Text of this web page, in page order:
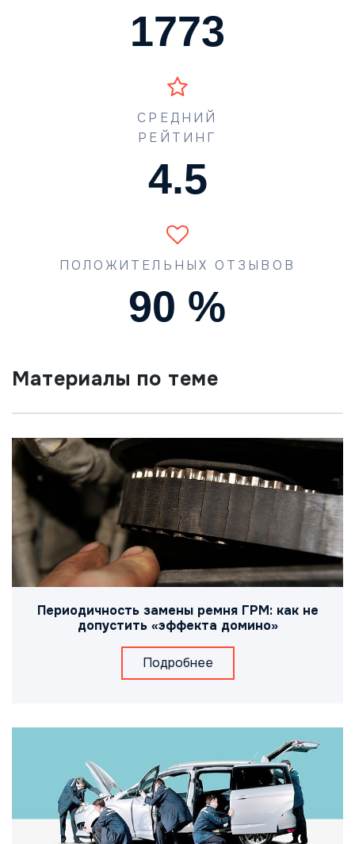
1773
СРЕДНИЙ
РЕЙТИНГ
4.5
ПОЛОЖИТЕЛЬНЫХ ОТЗЫВОВ
90 %
Материалы по теме
Периодичность замены ремня ГРМ: как не
допустить «эффекта домино»
Подробнее